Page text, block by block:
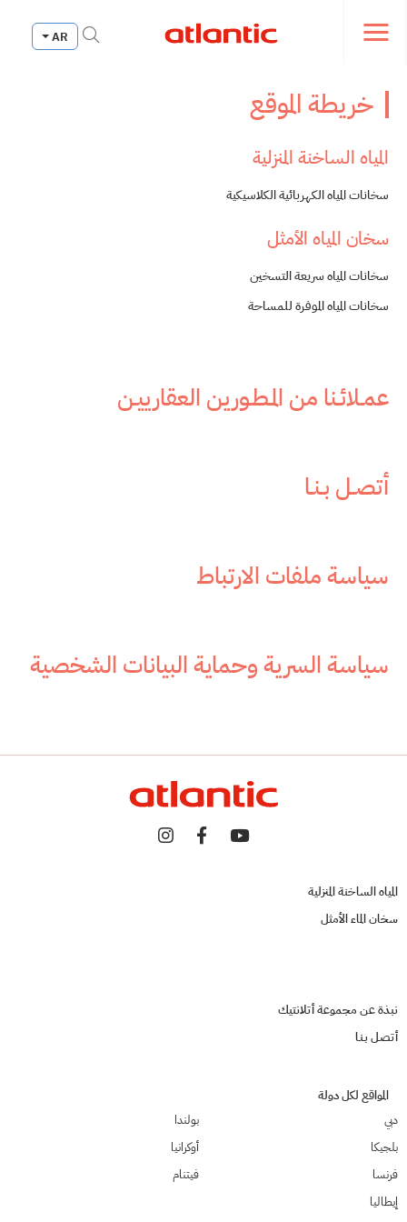
Ouvrir le menu de navigation
AR Fermer le menu de
خريطة الموقع
المياه الساخنة المنزلية
سخانات المياه الكهربائية الكلاسيكية
سخان المياه الأمثل
سخانات المياه سريعة التسخين
سخانات المياه الموفرة للمساحة
عمـلائـنا من المـطـورين العقارييـن
أتصـل بـنـا
سياسة ملفات الارتباط
سياسة السرية وحماية البيانات الشخصية
المياه الساخنة المنزلية
سخان الماء الأمثل
نبذة عن مجموعة أتلانتيك
أتصـل بـنـا
المواقع لكل دولة
دبي
بلجيكا
فرنسا
إيطاليا
بولندا
أوكرانيا
فيتنام